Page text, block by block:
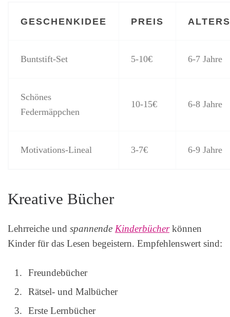
GESCHENKIDEE PREIS
Buntstift-Set 5-10€ 6-7 Jahre
Schönes
Federmäppchen
10-15€ 6-8 Jahre
Motivations-Lineal 3-7€ 6-9 Jahre
Kreative Bücher
Lehrreiche und spannende Kinderbücherkönnen
Kinder für das Lesen begeistern. Empfehlenswert sind:
Freundebücher
Rätsel- und Malbücher
Erste Lernbücher